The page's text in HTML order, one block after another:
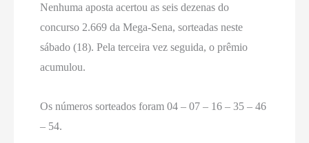
Nenhuma aposta acertou as seis dezenas do
concurso 2.669 da Mega-Sena, sorteadas neste
sábado (18). Pela terceira vez seguida, o prêmio
acumulou.
Os números sorteados foram 04 – 07 – 16 – 35 – 46
– 54.